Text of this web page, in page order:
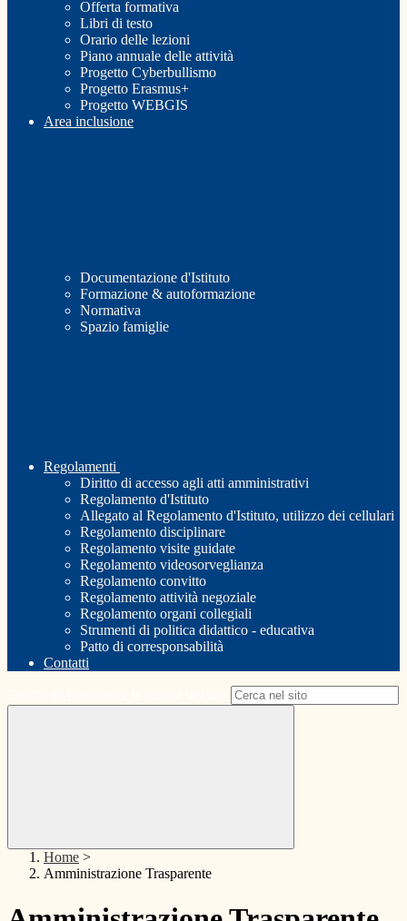
Offerta formativa
Libri di testo
Orario delle lezioni
Piano annuale delle attività
Progetto Cyberbullismo
Progetto Erasmus+
Progetto WEBGIS
Area inclusione
Documentazione d'Istituto
Formazione & autoformazione
Normativa
Spazio famiglie
Regolamenti
Diritto di accesso agli atti amministrativi
Regolamento d'Istituto
Allegato al Regolamento d'Istituto, utilizzo dei cellulari
Regolamento disciplinare
Regolamento visite guidate
Regolamento videosorveglianza
Regolamento convitto
Regolamento attività negoziale
Regolamento organi collegiali
Strumenti di politica didattico - educativa
Patto di corresponsabilità
Contatti
Home >
Amministrazione Trasparente